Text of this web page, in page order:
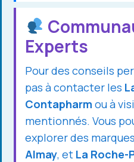
Experts
Pour des conseils
pas à contacter les
Contapharm ou à
mentionnés. Vous
explorer des
Almay, et La Roche-